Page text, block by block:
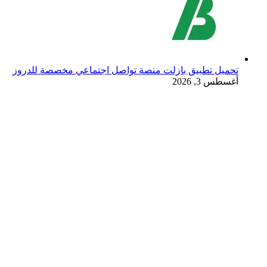
تحميل تطبيق بازلت منصة تواصل اجتماعي مخصصة للدروز
أغسطس 3, 2026